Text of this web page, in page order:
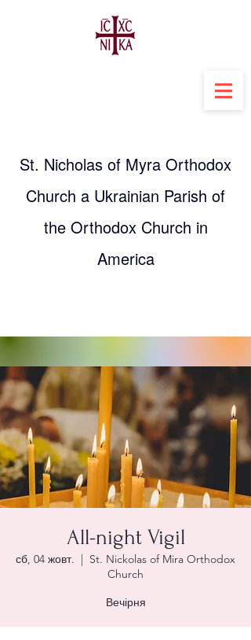
St. Nicholas of Myra Orthodox
Church a Ukrainian Parish of
the Orthodox Church in
America
All-night Vigil
сб, 04 жовт.
  |
St. Nickolas of Mira Orthodox
Church
Вечірня